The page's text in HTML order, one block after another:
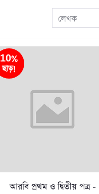
লেখক
10%
ছাড়!
আরবি প্রথম ও দ্বিতীয় পত্র -